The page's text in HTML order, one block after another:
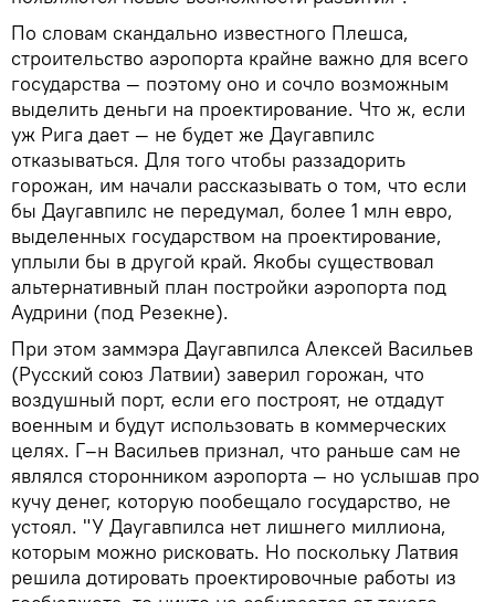
По словам скандально известного Плешса,
строительство аэропорта крайне важно для всего
государства — поэтому оно и сочло возможным
выделить деньги на проектирование. Что ж, если
уж Рига дает — не будет же Даугавпилс
отказываться. Для того чтобы раззадорить
горожан, им начали рассказывать о том, что если
бы Даугавпилс не передумал, более 1 млн евро,
выделенных государством на проектирование,
уплыли бы в другой край. Якобы существовал
альтернативный план постройки аэропорта под
Аудрини (под Резекне).
При этом заммэра Даугавпилса Алексей Васильев
(Русский союз Латвии) заверил горожан, что
воздушный порт, если его построят, не отдадут
военным и будут использовать в коммерческих
целях. Г–н Васильев признал, что раньше сам не
являлся сторонником аэропорта — но услышав про
кучу денег, которую пообещало государство, не
устоял. "У Даугавпилса нет лишнего миллиона,
которым можно рисковать. Но поскольку Латвия
решила дотировать проектировочные работы из